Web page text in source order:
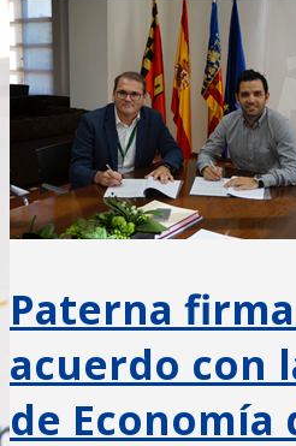
Paterna
acuerdo con
de Economía